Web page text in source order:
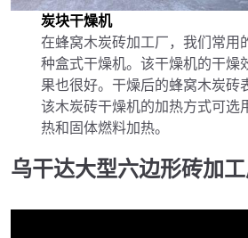
炭块干燥机
在蜂窝木炭砖加工厂，我们常用
种盒式干燥机。该干燥机的干燥
果也很好。干燥后的蜂窝木炭砖
该木炭砖干燥机的加热方式可选
热和固体燃料加热。
乌干达大型六边形砖加